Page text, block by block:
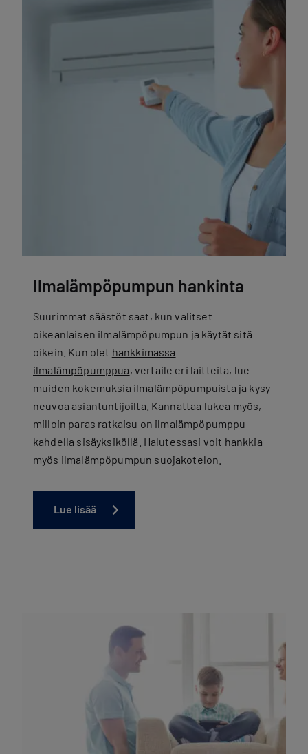
Ilmalämpöpumpun hankinta
Suurimmat säästöt saat, kun valitset
oikeanlaisen ilmalämpöpumpun ja käytät sitä
oikein. Kun olet hankkimassa
ilmalämpöpumppua, vertaile eri laitteita, lue
muiden kokemuksia ilmalämpöpumpuista ja kysy
neuvoa asiantuntijoilta. Kannattaa lukea myös,
milloin paras ratkaisu on ilmalämpöpumppu
kahdella sisäyksiköllä . Halutessasi voit hankkia
myös ilmalämpöpumpun suojakotelon
Lue lisää